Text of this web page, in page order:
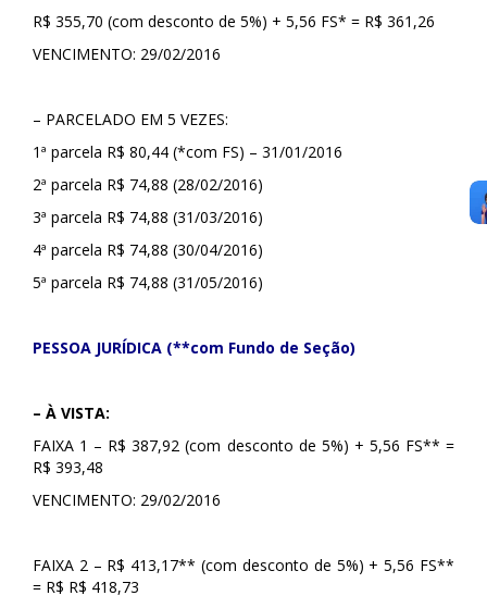
R$ 355,70 (com desconto de 5%) + 5,56 FS* = R$ 361,26
VENCIMENTO: 29/02/2016
– PARCELADO EM 5 VEZES:
1ª parcela R$ 80,44 (*com FS) – 31/01/2016
2ª parcela R$ 74,88 (28/02/2016)
3ª parcela R$ 74,88 (31/03/2016)
4ª parcela R$ 74,88 (30/04/2016)
5ª parcela R$ 74,88 (31/05/2016)
PESSOA JURÍDICA (**com Fundo de Seção)
– À VISTA:
FAIXA 1 – R$ 387,92 (com desconto de 5%) + 5,56 FS** =
R$ 393,48
VENCIMENTO: 29/02/2016
FAIXA 2 – R$ 413,17** (com desconto de 5%) + 5,56 FS**
= R$ R$ 418,73